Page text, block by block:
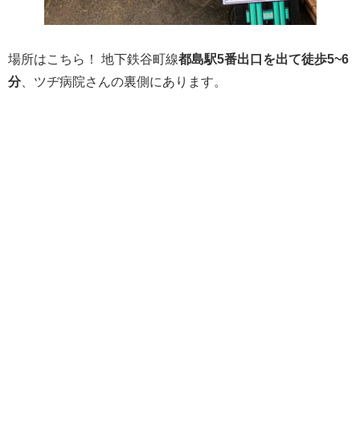
場所はこちら！ 地下鉄谷町線都島駅5番出口を出て徒歩5~6
分、ツヂ病院さんの裏側にあります。